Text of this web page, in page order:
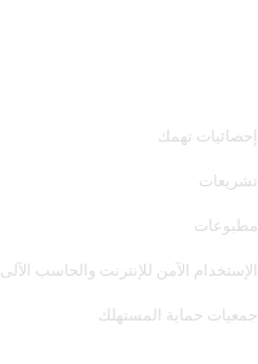
إحصائيات تهمك
تشريعات
مطبوعات
الإستخدام الآمن للإنترنت والحاسب الآلى
جمعيات حماية المستهلك